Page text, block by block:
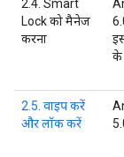
2.4. Smart
Lock को मैनेज
करना
के
2.5. वाइप करें
और लॉक करें